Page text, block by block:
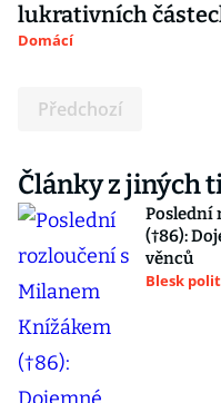
lukrativních
Domácí
Předchozí
Články z jiných
Poslední
(†86):
věnců
Blesk